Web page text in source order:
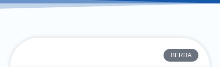
BERITA